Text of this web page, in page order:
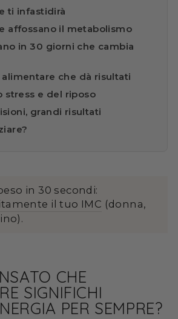
ti infastidirà
affossano il metabolismo
in 30 giorni che cambia
alimentare che dà risultati
stress e del riposo
grandi risultati
in 30 secondi:
il tuo IMC (donna,
CHE
SIGNIFICHI
PER SEMPRE?